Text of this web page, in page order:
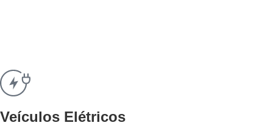
Veículos Elétricos